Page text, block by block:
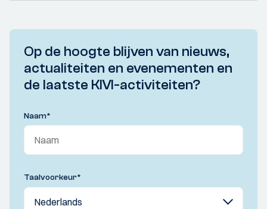
Op de hoogte blijven van nieuws,
actualiteiten en evenementen en
de laatste KIVI-activiteiten?
Naam*
Taalvoorkeur*